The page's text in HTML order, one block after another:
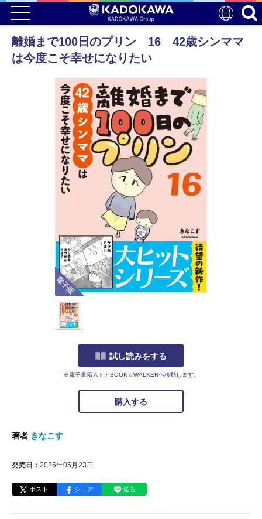
離婚まで100日のプリン 16 42歳シンママ
は今度こそ幸せになりたい
電子版
試し読みをする
※電子書籍ストアBOOK☆WALKERへ移動します。
購入する
著者 きなこす
発売日： 2026年05月23日
ポスト シェア 送る